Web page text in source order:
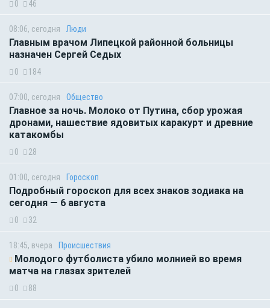
0 46
08:06, сегодня Люди
Главным врачом Липецкой районной больницы
назначен Сергей Седых
0 184
07:00, сегодня Общество
Главное за ночь. Молоко от Путина, сбор урожая
дронами, нашествие ядовитых каракурт и древние
катакомбы
0 28
01:00, сегодня Гороскоп
Подробный гороскоп для всех знаков зодиака на
сегодня — 6 августа
0 32
18:45, вчера Происшествия
Молодого футболиста убило молнией во время
матча на глазах зрителей
0 88